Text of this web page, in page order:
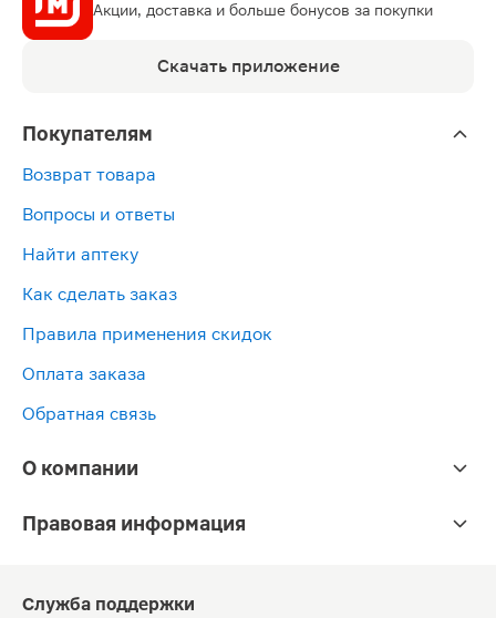
Акции, доставка и больше бонусов за покупки
Скачать приложение
Покупателям
Возврат товара
Вопросы и ответы
Найти аптеку
Как сделать заказ
Правила применения скидок
Оплата заказа
Обратная связь
О компании
Правовая информация
Служба поддержки